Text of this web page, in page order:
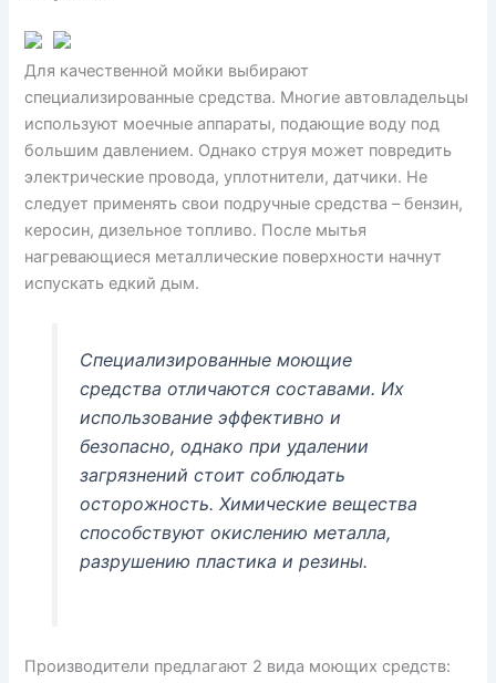
Для качественной мойки выбирают
специализированные средства. Многие автовладельцы
используют моечные аппараты, подающие воду под
большим давлением. Однако струя может повредить
электрические провода, уплотнители, датчики. Не
следует применять свои подручные средства – бензин,
керосин, дизельное топливо. После мытья
нагревающиеся металлические поверхности начнут
испускать едкий дым.
Специализированные моющие
средства отличаются составами. Их
использование эффективно и
безопасно, однако при удалении
загрязнений стоит соблюдать
осторожность. Химические вещества
способствуют окислению металла,
разрушению пластика и резины.
Производители предлагают 2 вида моющих средств: